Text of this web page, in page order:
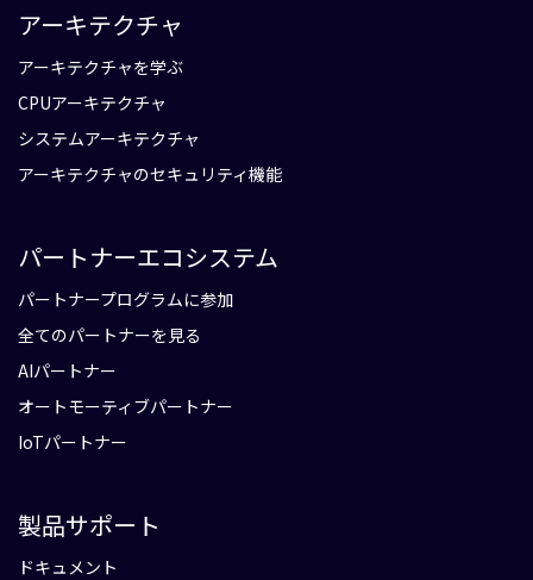
アーキテクチャ
アーキテクチャを学ぶ
CPUアーキテクチャ
システムアーキテクチャ
アーキテクチャのセキュリティ機能
パートナーエコシステム
パートナープログラムに参加
全てのパートナーを見る
AIパートナー
オートモーティブパートナー
IoTパートナー
製品サポート
ドキュメント